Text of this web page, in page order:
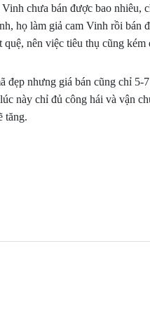
chưa bán được bao nhiêu,
họ làm giả cam Vinh rồi bán
nên việc tiêu thụ cũng kém
đẹp nhưng giá bán cũng chỉ 5-
này chỉ đủ công hái và vận
tăng.